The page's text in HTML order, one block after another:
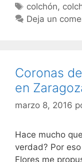
Etiquetas
colchón,
Deja un
Coronas
en
marzo 8, 2016
Hace mucho
verdad? Por
Flores me